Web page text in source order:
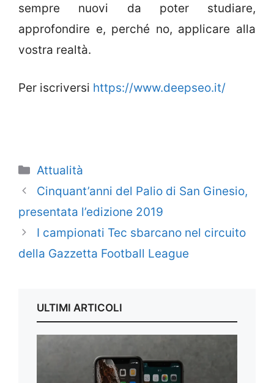
sempre nuovi da poter studiare,
approfondire e, perché no, applicare alla
vostra realtà.
Per iscriversi https://www.deepseo.it/
Categorie
Attualità
Cinquant’anni del Palio di San Ginesio,
presentata l’edizione 2019
I campionati Tec sbarcano nel circuito
della Gazzetta Football League
ULTIMI ARTICOLI